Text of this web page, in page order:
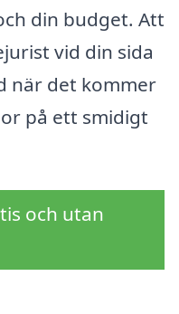
din budget. Att
vid din sida
när det kommer
på ett smidigt
och utan